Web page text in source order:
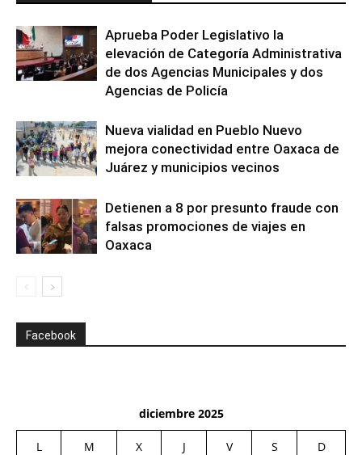
Aprueba Poder Legislativo la
elevación de Categoría Administrativa
de dos Agencias Municipales y dos
Agencias de Policía
Nueva vialidad en Pueblo Nuevo
mejora conectividad entre Oaxaca de
Juárez y municipios vecinos
Detienen a 8 por presunto fraude con
falsas promociones de viajes en
Oaxaca
Facebook
diciembre 2025
L M X J V S D